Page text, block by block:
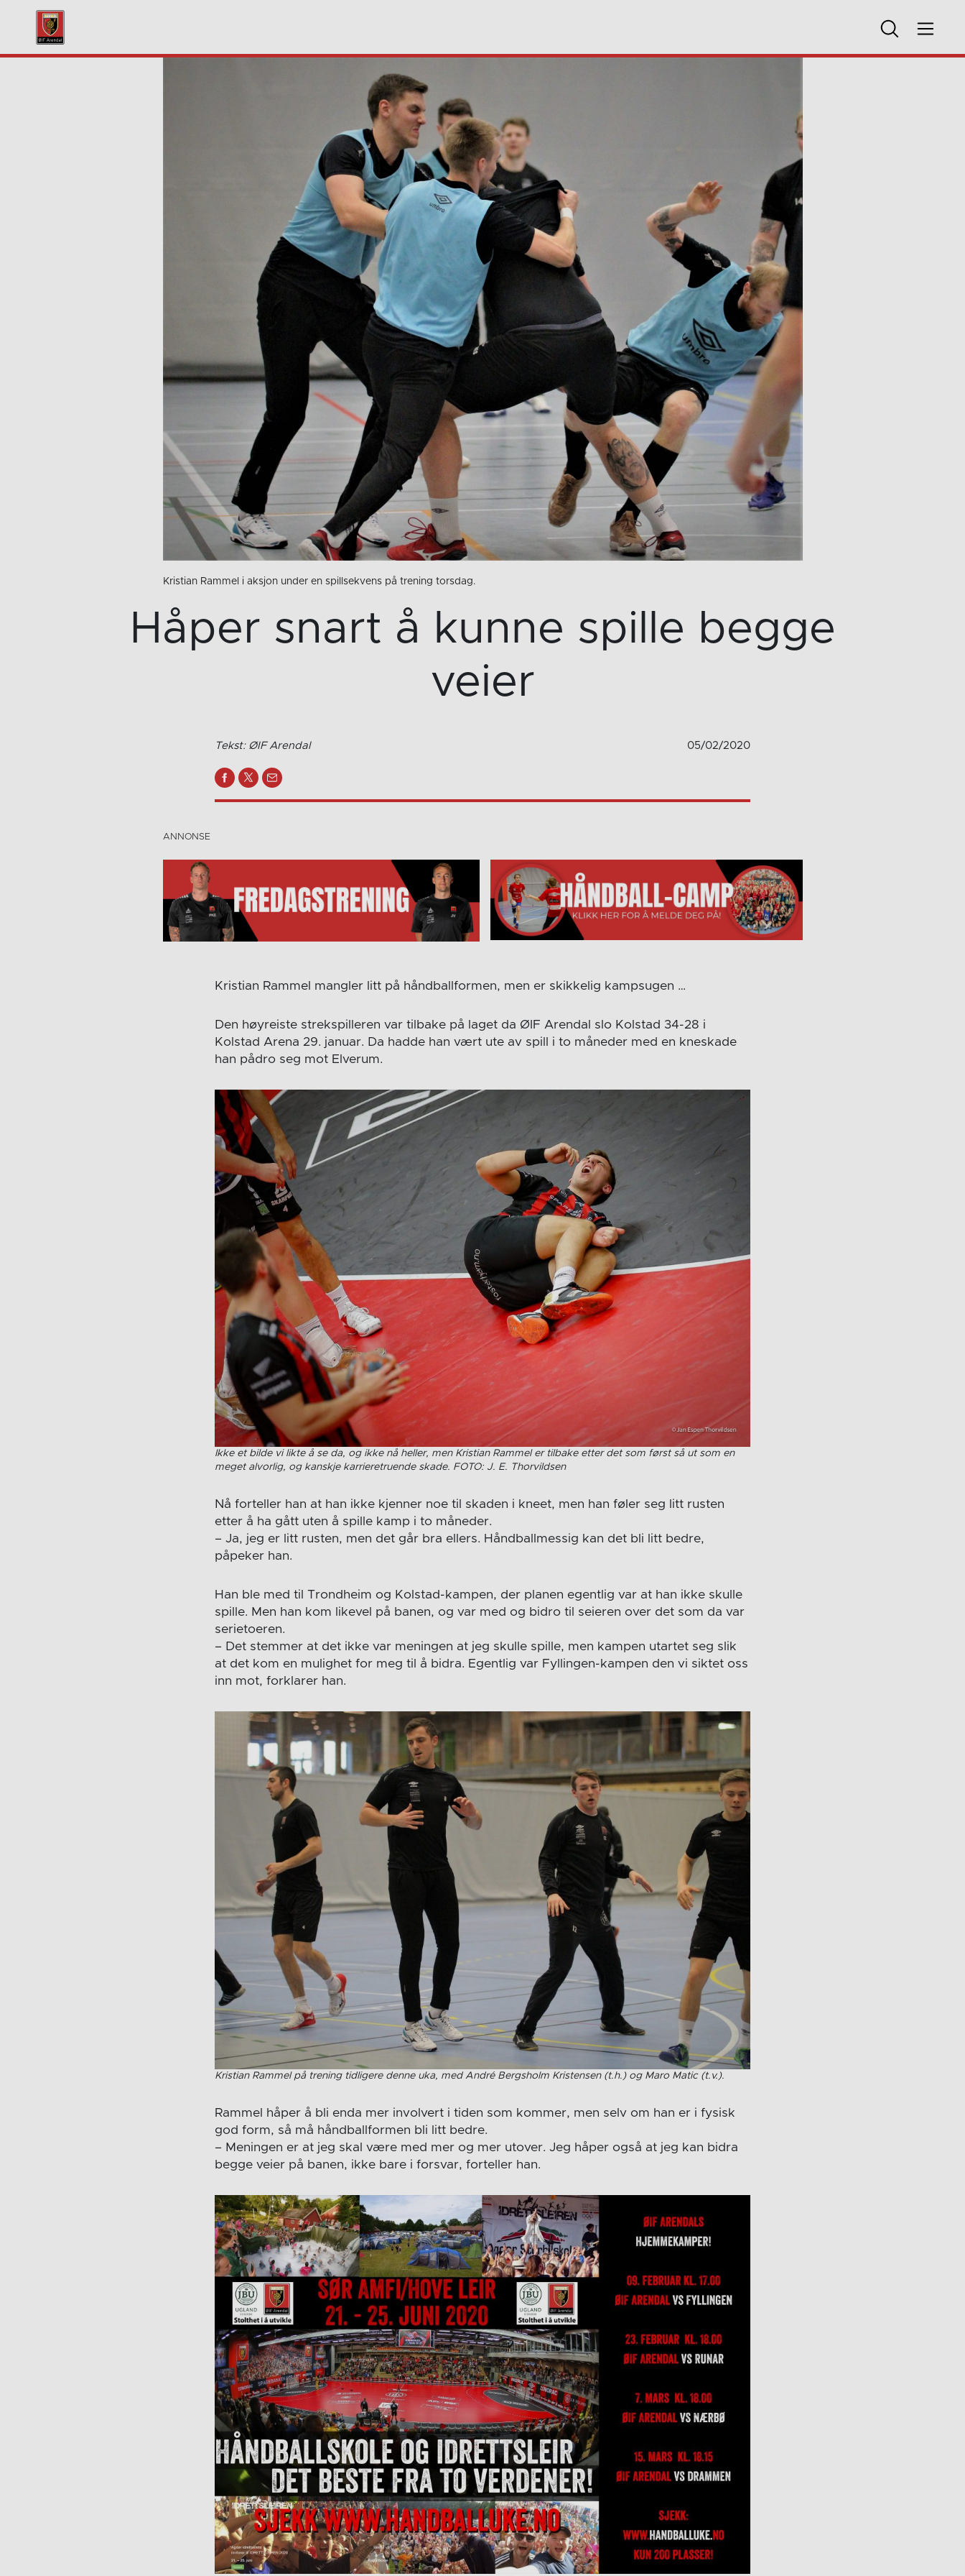
Kristian Rammel i aksjon under en spillsekvens på trening torsdag.
Håper snart å kunne spille begge
veier
Tekst: ØIF Arendal 05/02/2020
Kristian Rammel mangler litt på håndballformen, men er skikkelig kampsugen …
Den høyreiste strekspilleren var tilbake på laget da ØIF Arendal slo Kolstad 34-28 i
Kolstad Arena 29. januar. Da hadde han vært ute av spill i to måneder med en kneskade
han pådro seg mot Elverum.
Ikke et bilde vi likte å se da, og ikke nå heller, men Kristian Rammel er tilbake etter det som først så ut som en
meget alvorlig, og kanskje karrieretruende skade. FOTO: J. E. Thorvildsen
Nå forteller han at han ikke kjenner noe til skaden i kneet, men han føler seg litt rusten
etter å ha gått uten å spille kamp i to måneder.
– Ja, jeg er litt rusten, men det går bra ellers. Håndballmessig kan det bli litt bedre,
påpeker han.
Han ble med til Trondheim og Kolstad-kampen, der planen egentlig var at han ikke skulle
spille. Men han kom likevel på banen, og var med og bidro til seieren over det som da var
serietoeren.
– Det stemmer at det ikke var meningen at jeg skulle spille, men kampen utartet seg slik
at det kom en mulighet for meg til å bidra. Egentlig var Fyllingen-kampen den vi siktet oss
inn mot, forklarer han.
Kristian Rammel på trening tidligere denne uka, med André Bergsholm Kristensen (t.h.) og Maro Matic (t.v.).
Rammel håper å bli enda mer involvert i tiden som kommer, men selv om han er i fysisk
god form, så må håndballformen bli litt bedre.
– Meningen er at jeg skal være med mer og mer utover. Jeg håper også at jeg kan bidra
begge veier på banen, ikke bare i forsvar, forteller han.